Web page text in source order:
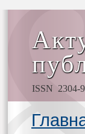
ISSN 2304-